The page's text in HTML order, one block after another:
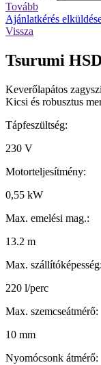
Tovább
Ajánlatkérés
Vissza
Tsurumi
Keverőlapátos
Kicsi és robusztus
Tápfeszültség:
230 V
Motorteljesítmény:
0,55 kW
Max. emelési mag.:
13.2 m
Max. szállítóképesség:
220 l/perc
Max. szemcseátmérő:
10 mm
Nyomócsonk átmérő: